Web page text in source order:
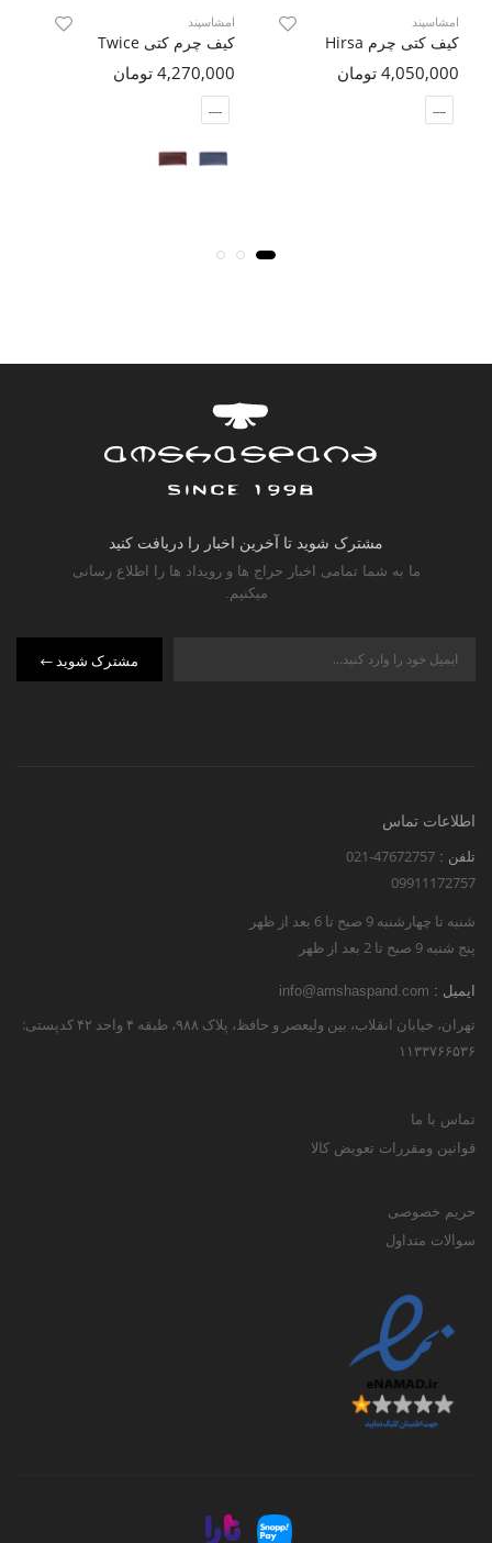
امشاسپند
کیف کتی چرم Hirsa
4,050,000 تومان
----
امشاسپند
کیف چرم کتی Twice
4,270,000 تومان
----
مشترک شوید تا آخرین اخبار را دریافت کنید
ما به شما تمامی اخبار حراج ها و رویداد ها را اطلاع رسانی
میکنیم.
مشترک شوید
اطلاعات تماس
تلفن : 021-47672757
09911172757
شنبه تا چهارشنبه 9 صبح تا 6 بعد از ظهر
پنج شنبه 9 صبح تا 2 بعد از ظهر
ایمیل : info@amshaspand.com
تهران، خیابان انقلاب، بین ولیعصر و حافظ، پلاک ۹۸۸، طبقه ۴ واحد ۴۲ کدپستی:
۱۱۳۳۷۶۶۵۳۶
تماس با ما
قوانین ومقررات تعویض کالا
حریم خصوصی
سوالات متداول